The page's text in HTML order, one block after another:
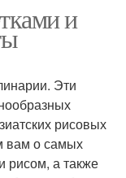
и
Эти
рисовых
вам о самых
рисом, а также